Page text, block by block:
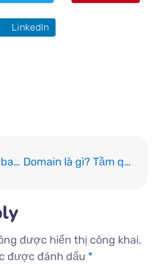
LinkedIn
Top 8 cách index backlink nhanh nhất 2023 Domain là gì? Tầm quan trọng của Domain đối với doanh nghiệp
được hiển thị công khai.
được đánh dấu *